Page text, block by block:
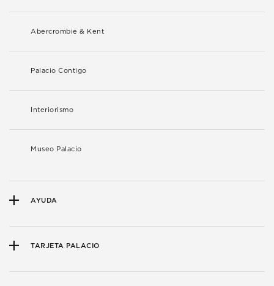
Abercrombie & Kent
Palacio Contigo
Interiorismo
Museo Palacio
AYUDA
TARJETA PALACIO